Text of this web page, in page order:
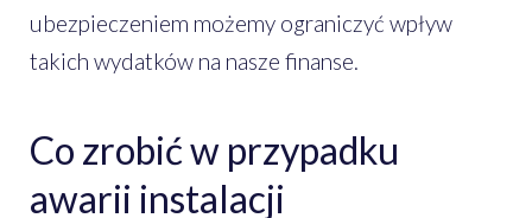
ubezpieczeniem możemy ograniczyć wpływ
takich wydatków na nasze finanse.
Co zrobić w przypadku
awarii instalacji